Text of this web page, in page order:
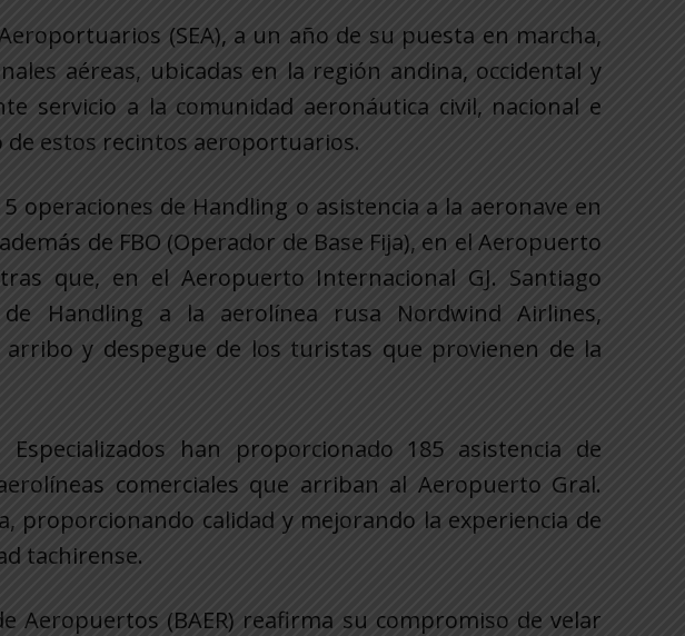
(SEA), a un año de su puesta en marcha,
aéreas, ubicadas en la región andina, occidental y
servicio a la comunidad aeronáutica civil, nacional e
estos recintos aeroportuarios.
operaciones de Handling o asistencia a la aeronave en
de FBO (Operador de Base Fija), en el Aeropuerto
que, en el Aeropuerto Internacional GJ. Santiago
Handling a la aerolínea rusa Nordwind Airlines,
y despegue de los turistas que provienen de la
han proporcionado 185 asistencia de
comerciales que arriban al Aeropuerto Gral.
proporcionando calidad y mejorando la experiencia de
tachirense.
Aeropuertos (BAER) reafirma su compromiso de velar